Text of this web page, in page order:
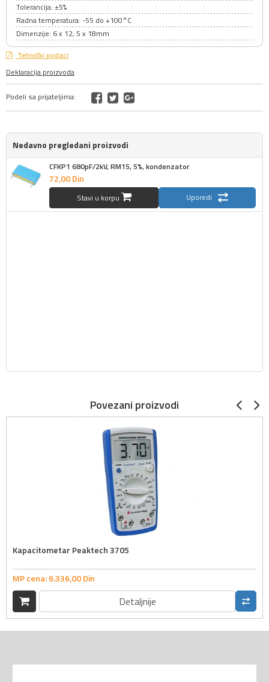
Tolerancija: ±5%
Radna temperatura: -55 do +100°C
Dimenzije: 6 x 12, 5 x 18mm
Tehnički podaci
Deklaracija proizvoda
Podeli sa prijateljima:
Nedavno pregledani proizvodi
CFKP1 680pF/2kV, RM15, 5%, kondenzator
72,00Din
Stavi u korpu Uporedi
Povezani proizvodi
Kapacitometar Peaktech 3705
MP cena:6.336,00Din
Detaljnije